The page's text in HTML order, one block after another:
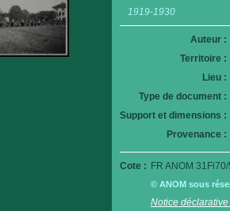
1919-1930
Auteur :
Territoire :
Lieu :
Type de document :
Support et dimensions :
Provenance :
Cote : FR ANOM
© ANOM sous
Notice